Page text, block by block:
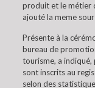
produit et le métier
ajouté la meme
Présente à la
bureau de
tourisme, a indiqué,
sont inscrits au
selon des